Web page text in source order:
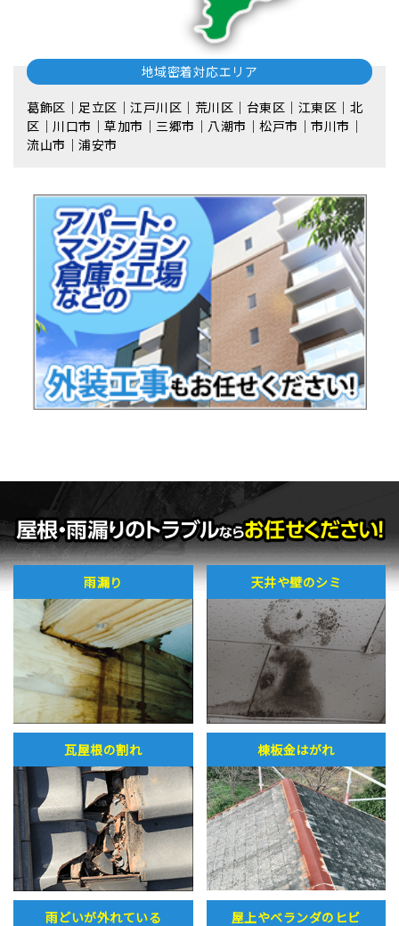
地域密着対応エリア
葛飾区｜足立区｜江戸川区｜荒川区｜台東区｜江東区｜北
区｜川口市｜草加市｜三郷市｜八潮市｜松⼾市｜市川市｜
流⼭市｜浦安市
雨漏り 天井や壁のシミ
瓦屋根の割れ 棟板金はがれ
雨どいが外れている 屋上やベランダのヒビ